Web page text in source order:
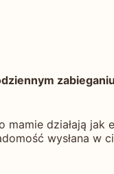
działają
wysłana w